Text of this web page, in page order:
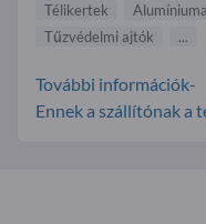
Télikertek
Tűzvédelmi ajtók
...
További információk-
Ennek a szállítónak a